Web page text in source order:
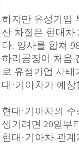
하지만 유성기업
산 차질은 현대차
다. 양사를 합쳐
하리공장이 처음
로 유성기업 사
대·기아차가 예
현대·기아차의
생기려면 20일부
현대·기아차 관